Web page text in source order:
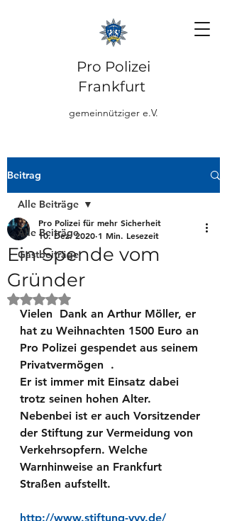
Pro Polizei
Frankfurt
gemeinnütziger e.V.
Beitrag
Alle Beiträge
Gastbeiträge
Alle Beiträge
Ein Spende vom
Gründer
Pro Polizei für mehr Sicherheit
10. Dez. 2020 1 Min. Lesezeit
Mit NaN von 5 Sternen bewertet.
Vielen  Dank an Arthur Möller, er
hat zu Weihnachten 1500 Euro an
Pro Polizei gespendet aus seinem
Privatvermögen  .
Er ist immer mit Einsatz dabei
trotz seinen hohen Alter.
Nebenbei ist er auch Vorsitzender
der Stiftung zur Vermeidung von
Verkehrsopfern. Welche
Warnhinweise an Frankfurt
Straßen aufstellt.
http://www.stiftung-vvv.de/